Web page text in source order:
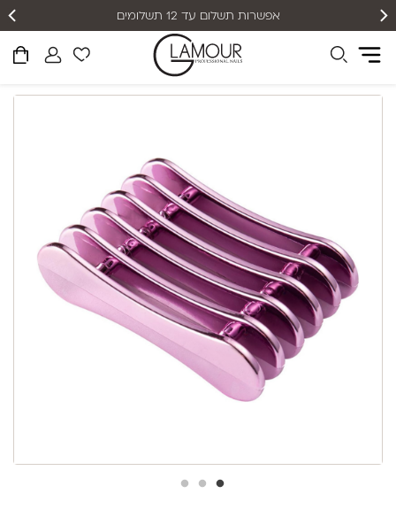
אפשרות תשלום עד 12 תשלומים